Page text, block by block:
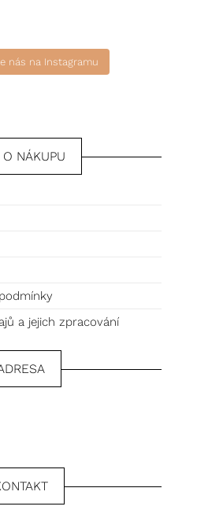
nás na Instagramu
NÁKUPU
a jejich zpracování